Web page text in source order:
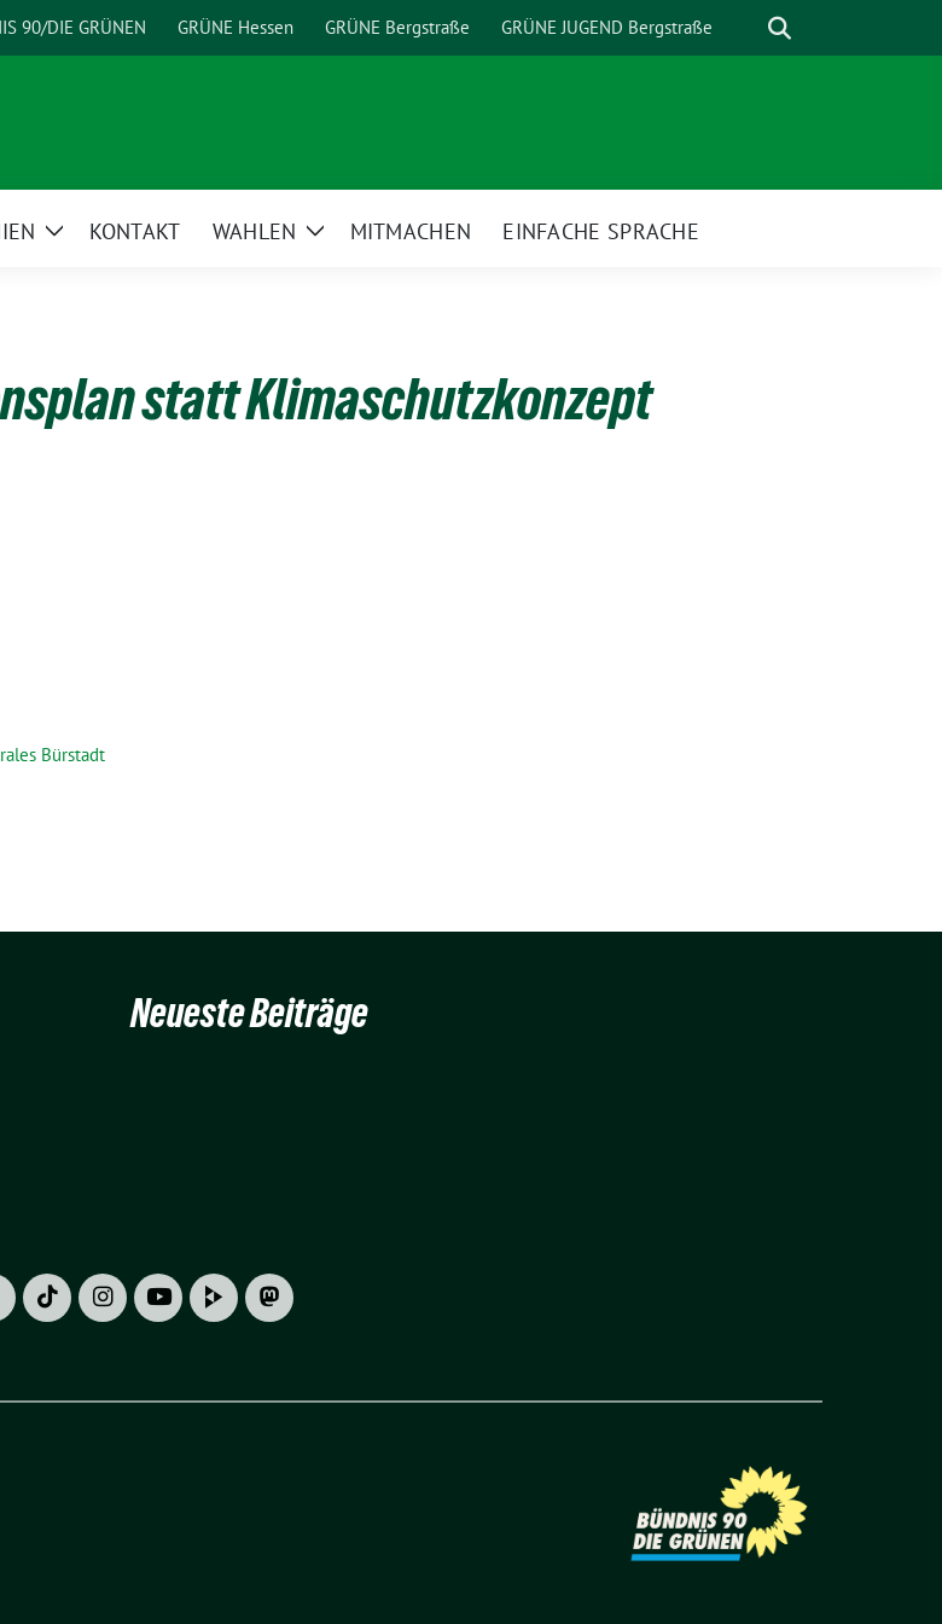
90/DIE GRÜNEN GRÜNE Hessen GRÜNE Bergstraße GRÜNE JUGEND Bergstraße Suche
ZeigeKONTAKT WAHLEN
ZeigeMITMACHEN EINFACHE SPRACHE
statt Klimaschutzkonzept
Bürstadt
Neueste Beiträge